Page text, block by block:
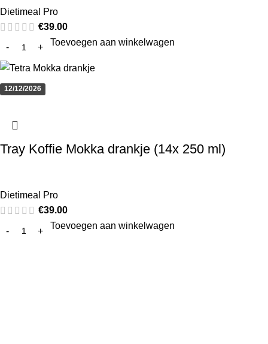
Dietimeal Pro
€39.00
Toevoegen aan winkelwagen
12/12/2026
Tray Koffie Mokka drankje (14x 250 ml)
Dietimeal Pro
€39.00
Toevoegen aan winkelwagen